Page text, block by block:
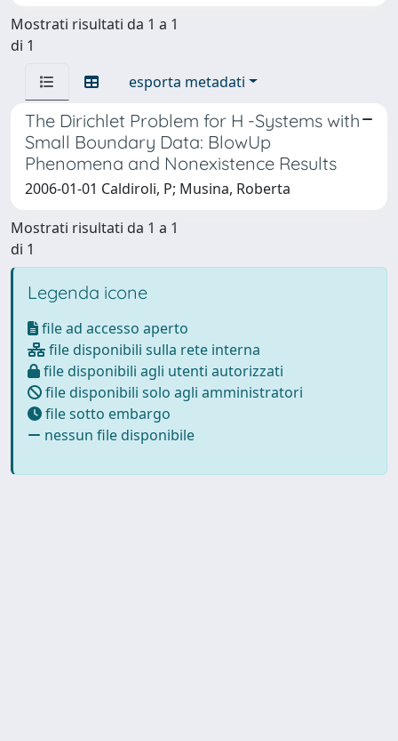
Mostrati risultati da 1 a 1
di 1
esporta metadati
The Dirichlet Problem for H -Systems with
Small Boundary Data: BlowUp
Phenomena and Nonexistence Results
2006-01-01 Caldiroli, P; Musina, Roberta
Mostrati risultati da 1 a 1
di 1
Legenda icone
file ad accesso aperto
file disponibili sulla rete interna
file disponibili agli utenti autorizzati
file disponibili solo agli amministratori
file sotto embargo
nessun file disponibile